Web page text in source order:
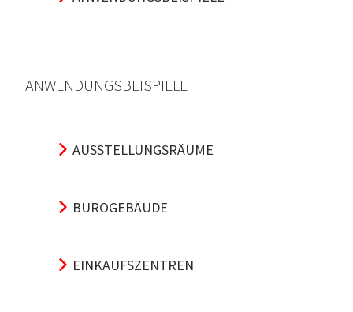
ANWENDUNGSBEISPIELE
AUSSTELLUNGSRÄUME
BÜROGEBÄUDE
EINKAUFSZENTREN